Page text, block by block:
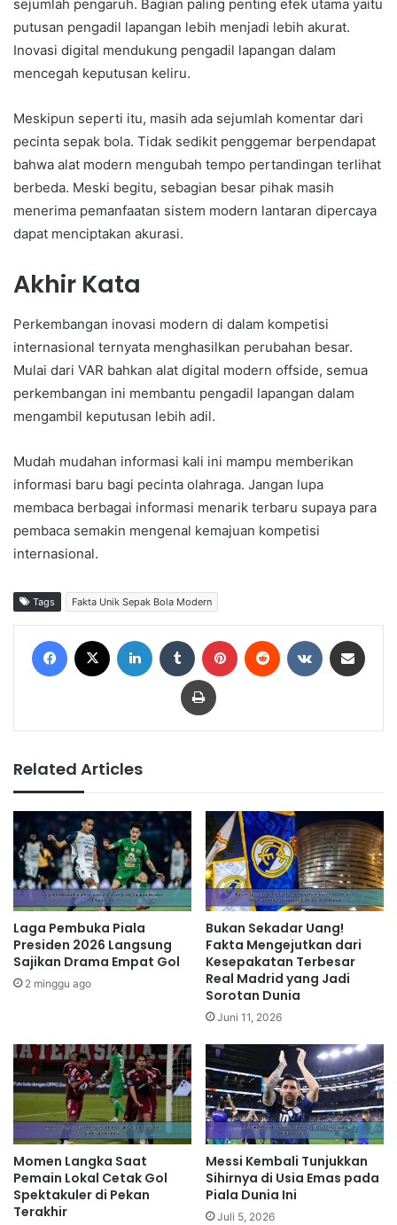
sejumlah pengaruh. Bagian paling penting efek utama yaitu
putusan pengadil lapangan lebih menjadi lebih akurat.
Inovasi digital mendukung pengadil lapangan dalam
mencegah keputusan keliru.
Meskipun seperti itu, masih ada sejumlah komentar dari
pecinta sepak bola. Tidak sedikit penggemar berpendapat
bahwa alat modern mengubah tempo pertandingan terlihat
berbeda. Meski begitu, sebagian besar pihak masih
menerima pemanfaatan sistem modern lantaran dipercaya
dapat menciptakan akurasi.
Akhir Kata
Perkembangan inovasi modern di dalam kompetisi
internasional ternyata menghasilkan perubahan besar.
Mulai dari VAR bahkan alat digital modern offside, semua
perkembangan ini membantu pengadil lapangan dalam
mengambil keputusan lebih adil.
Mudah mudahan informasi kali ini mampu memberikan
informasi baru bagi pecinta olahraga. Jangan lupa
membaca berbagai informasi menarik terbaru supaya para
pembaca semakin mengenal kemajuan kompetisi
internasional.
Tags Fakta Unik Sepak Bola Modern
Print
Related Articles
Laga Pembuka Piala
Presiden 2026 Langsung
Sajikan Drama Empat Gol
2 minggu ago
Bukan Sekadar Uang!
Fakta Mengejutkan dari
Kesepakatan Terbesar
Real Madrid yang Jadi
Sorotan Dunia
Juni 11, 2026
Momen Langka Saat
Pemain Lokal Cetak Gol
Spektakuler di Pekan
Terakhir
Messi Kembali Tunjukkan
Sihirnya di Usia Emas pada
Piala Dunia Ini
Juli 5, 2026